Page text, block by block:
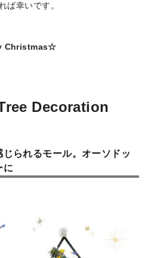
ば幸いです。
Christmas☆
Decoration
られるモール。オーソドッ
に